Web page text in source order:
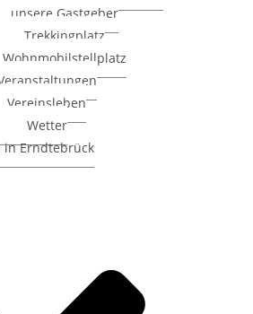
unsere Gastgeber
Trekkingplatz
Wohnmobilstellplatz
Vereinsleben
Wetter
in Erndtebrück